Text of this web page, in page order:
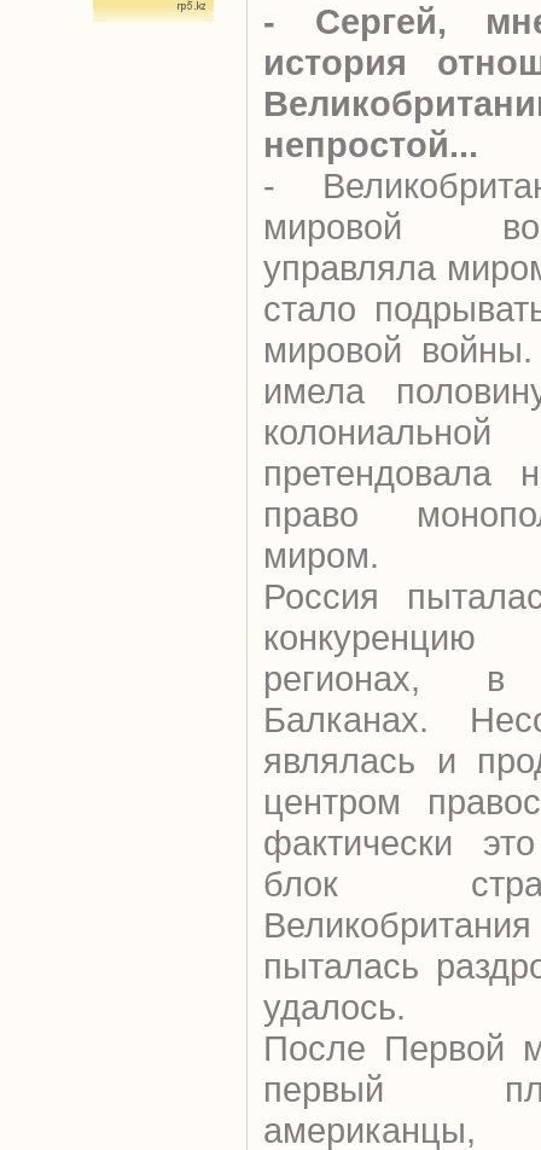
- Сергей,
история
непростой...
-
мировой
управляла
стало
мировой
имела
претендовала
право
миром.
Россия
регионах, в
Балканах.
являлась и
центром
фактически
блок
пыталась
удалось.
После Первой
первый